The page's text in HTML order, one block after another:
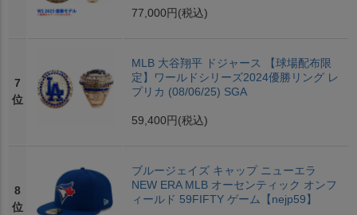
77,000円 (税込)
7
位
MLB 大谷翔平 ドジャース 【球場配布限
定】ワールドシリーズ2024優勝リング レ
プリカ (08/06/25) SGA
59,400円 (税込)
8
位
ブルージェイズ キャップ ニューエラ
NEW ERA MLB オーセンティック オンフ
ィールド 59FIFTY ゲーム【nejp59】